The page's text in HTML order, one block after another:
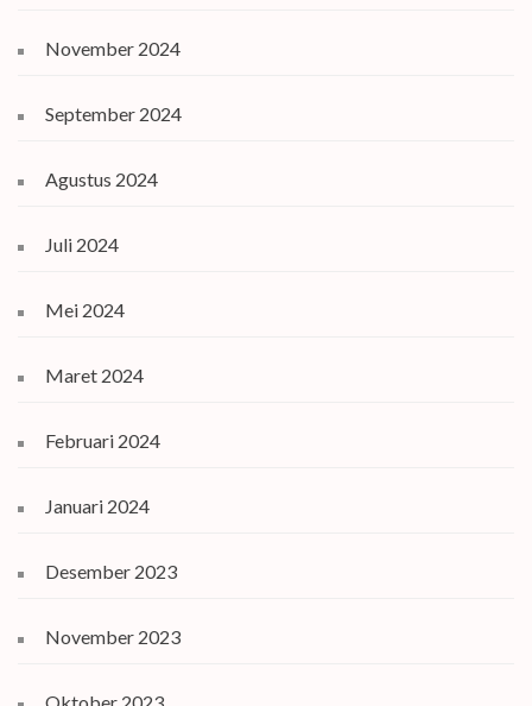
November 2024
September 2024
Agustus 2024
Juli 2024
Mei 2024
Maret 2024
Februari 2024
Januari 2024
Desember 2023
November 2023